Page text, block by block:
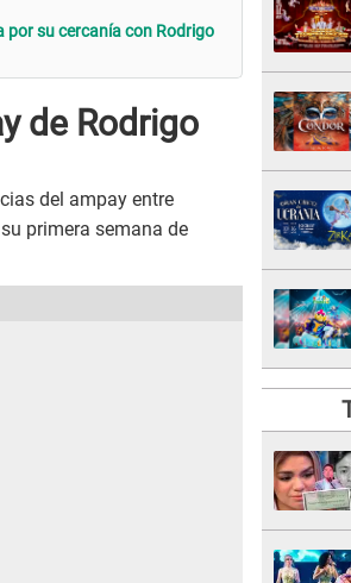
por su cercanía con Rodrigo
de Rodrigo
del ampay entre
primera semana de